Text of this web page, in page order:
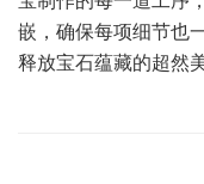
嵌，确保每项细节也
释放宝石蕴藏的超然